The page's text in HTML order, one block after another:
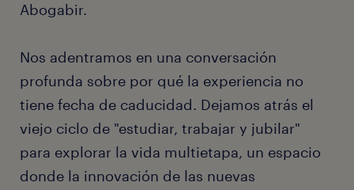
Abogabir.
Nos adentramos en una conversación
profunda sobre por qué la experiencia no
tiene fecha de caducidad. Dejamos atrás el
viejo ciclo de "estudiar, trabajar y jubilar"
para explorar la vida multietapa, un espacio
donde la innovación de las nuevas